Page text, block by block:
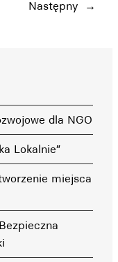
Następny →
dla NGO
Lokalnie”
miejsca